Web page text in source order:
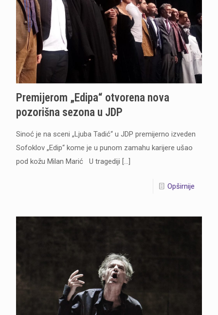
Premijerom „Edipa“ otvorena nova
pozorišna sezona u JDP
Sinoć je na sceni „Ljuba Tadić“ u JDP premijerno izveden
Sofoklov „Edip“ kome je u punom zamahu karijere ušao
pod kožu Milan Marić U tragediji […]
Opširnije